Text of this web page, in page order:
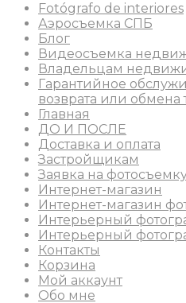
Fotógrafo de interiores
Аэросъемка СПБ
Блог
Видеосъемка
Владельцам
Гарантийное
возврата или обмена
Главная
ДО И ПОСЛЕ
Доставка и оплата
Застройщикам
Заявка на
Интернет-магазин
Интернет-магазин
Интерьерный
Интерьерный
Контакты
Корзина
Мой аккаунт
Обо мне